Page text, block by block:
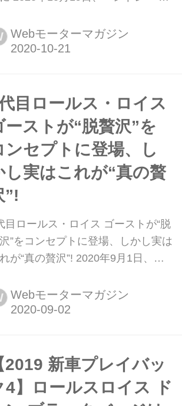
ス本国で発表された「ベントレー
ンチネンタルGT マリナー」の日本
Webモーターマガジン
目ロールス・ロイス
ーストが“脱贅沢”を
ンセプトに登場、し
し実はこれが“真の贅
”!
目ロールス・ロイス ゴーストが“脱
”をコンセプトに登場、しかし実は
が“真の贅沢”! 2020年9月1日、ロ
ロールス」と呼ばれるサルーン
ゴースト」のフルモデルチェンジを
Webモーターマガジン
2019 新車プレイバッ
4】ロールスロイス ド